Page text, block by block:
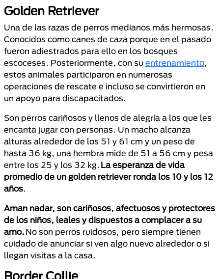
Golden Retriever
Una de las razas de perros medianos más hermosas.
Conocidos como canes de caza porque en el pasado
fueron adiestrados para ello en los bosques
escoceses. Posteriormente, con su entrenamiento,
estos animales participaron en numerosas
operaciones de rescate e incluso se convirtieron en
un apoyo para discapacitados.
Son perros cariñosos y llenos de alegría a los que les
encanta jugar con personas. Un macho alcanza
alturas alrededor de los 51 y 61 cm y un peso de
hasta 36 kg, una hembra mide de 51 a 56 cm y pesa
entre los 25 y los 32 kg. La esperanza de vida
promedio de un golden retriever ronda los 10 y los 12
años.
Aman nadar, son cariñosos, afectuosos y protectores
de los niños, leales y dispuestos a complacer a su
amo. No son perros ruidosos, pero siempre tienen
cuidado de anunciar si ven algo nuevo alrededor o si
llegan visitas a la casa.
Border Collie